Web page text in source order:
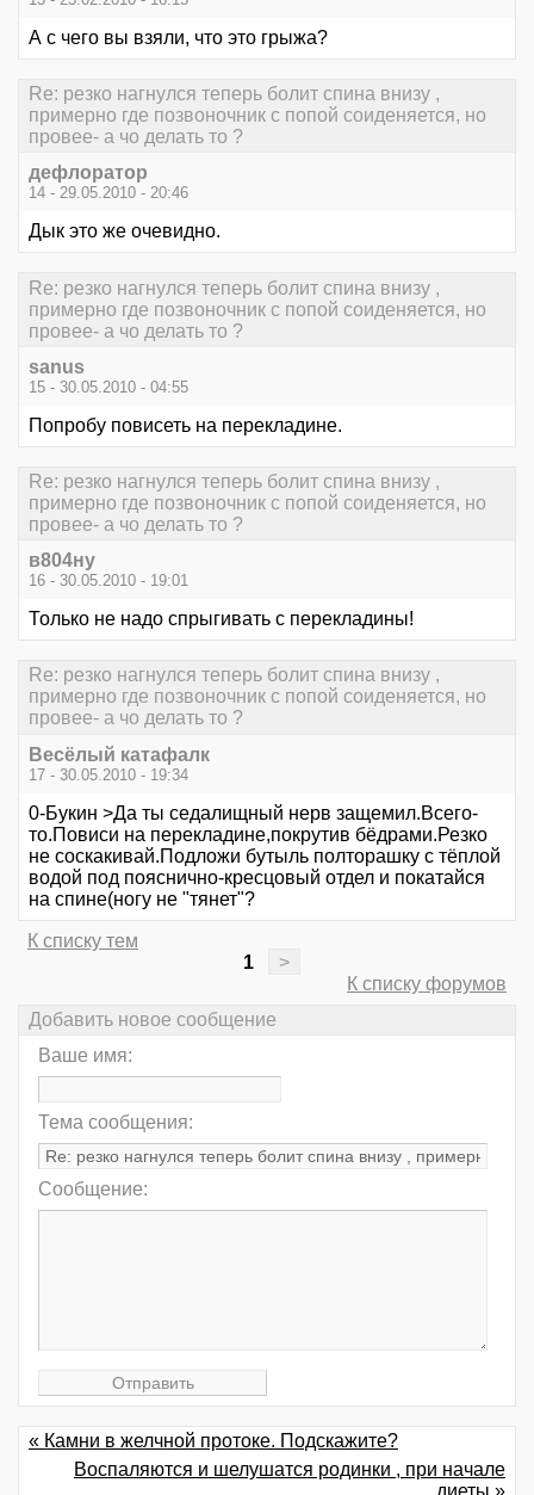
А с чего вы взяли, что это грыжа?
Re: резко нагнулся теперь болит спина внизу ,
примерно где позвоночник с попой соиденяется, но
провее- а чо делать то ?
дефлоратор
14 - 29.05.2010 - 20:46
Дык это же очевидно.
Re: резко нагнулся теперь болит спина внизу ,
примерно где позвоночник с попой соиденяется, но
провее- а чо делать то ?
sanus
15 - 30.05.2010 - 04:55
Попробу повисеть на перекладине.
Re: резко нагнулся теперь болит спина внизу ,
примерно где позвоночник с попой соиденяется, но
провее- а чо делать то ?
в804ну
16 - 30.05.2010 - 19:01
Только не надо спрыгивать с перекладины!
Re: резко нагнулся теперь болит спина внизу ,
примерно где позвоночник с попой соиденяется, но
провее- а чо делать то ?
Весёлый катафалк
17 - 30.05.2010 - 19:34
0-Букин >Да ты седалищный нерв защемил.Всего-
то.Повиси на перекладине,покрутив бёдрами.Резко
не соскакивай.Подложи бутыль полторашку с тёплой
водой под пояснично-кресцовый отдел и покатайся
на спине(ногу не "тянет"?
К списку тем
1
>
К списку форумов
Добавить новое сообщение
Ваше имя:
Тема сообщения:
Сообщение:
« Камни в желчной протоке. Подскажите?
Воспаляются и шелушатся родинки , при начале